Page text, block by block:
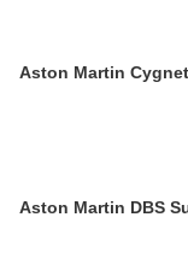
Aston Martin
Aston Martin DBS